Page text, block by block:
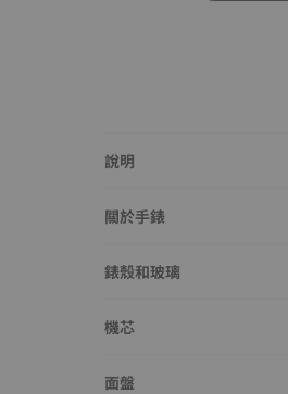
說明
關於手錶
錶殼和玻璃
機芯
面盤